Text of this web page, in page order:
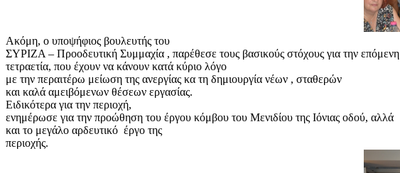
Ακόμη, ο υποψήφιος βουλευτής του
ΣΥΡΙΖΑ – Προοδευτική Συμμαχία , παρέθεσε τους βασικούς στόχους για την επόμενη
τετραετία, που έχουν να κάνουν κατά κύριο λόγο
με την περαιτέρω μείωση της ανεργίας κα τη δημιουργία νέων , σταθερών
και καλά αμειβόμενων θέσεων εργασίας.
Ειδικότερα για την περιοχή,
ενημέρωσε για την προώθηση του έργου κόμβου του Μενιδίου της Ιόνιας οδού, αλλά
και το μεγάλο αρδευτικό έργο της
περιοχής.